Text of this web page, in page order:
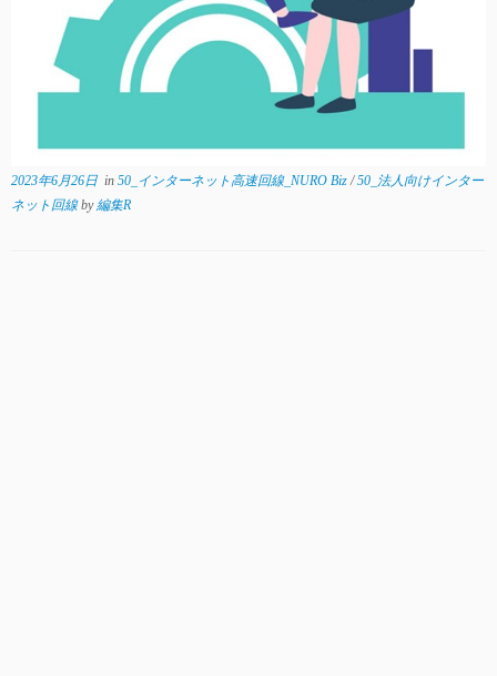
2023年6月26日 in 50_インターネット高速回線_NURO Biz/50_法人向けインター
ネット回線by編集R